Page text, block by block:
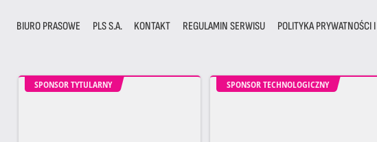
BIURO PRASOWE PLS S.A. KONTAKT REGULAMIN SERWISU POLITYKA PRYWATNOŚCI
SPONSOR TYTULARNY SPONSOR TECHNOLOGICZNY